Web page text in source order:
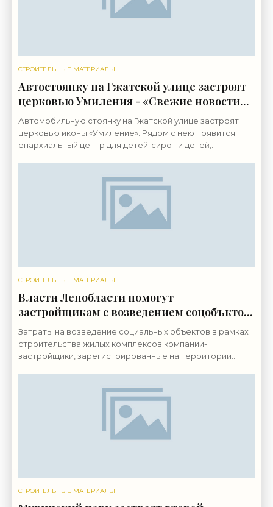
СТРОИТЕЛЬНЫЕ МАТЕРИАЛЫ
Автостоянку на Гжатской улице застроят
церковью Умиления - «Свежие новости
строительства»
Автомобильную стоянку на Гжатской улице застроят
церковью иконы «Умиление». Рядом с нею появится
епархиальный центр для детей-сирот и детей,
СТРОИТЕЛЬНЫЕ МАТЕРИАЛЫ
Власти Ленобласти помогут
застройщикам с возведением соцобъктов
- «Свежие новости строительства»
Затраты на возведение социальных объектов в рамках
строительства жилых комплексов компании-
застройщики, зарегистрированные на территории
СТРОИТЕЛЬНЫЕ МАТЕРИАЛЫ